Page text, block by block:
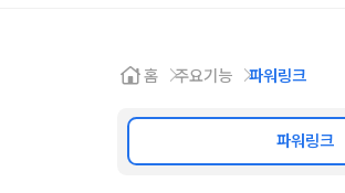
홈 주요기능 파워링크
파워링크